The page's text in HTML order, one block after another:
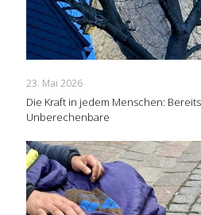
23. Mai 2026
Die Kraft in jedem Menschen:
Unberechenbare